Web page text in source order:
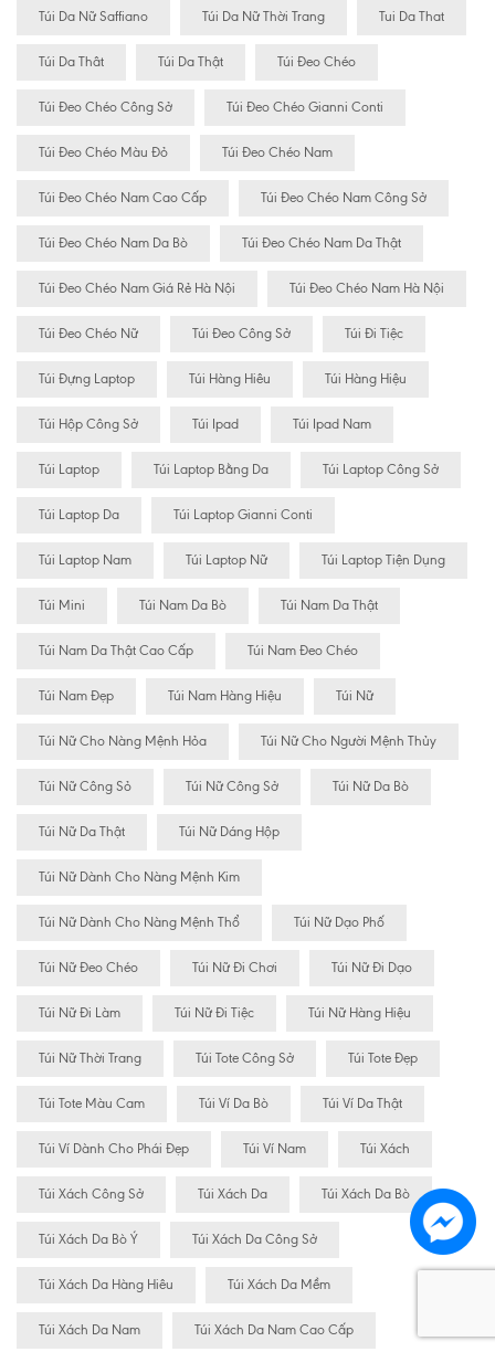
Túi Da Nữ Saffiano Túi Da Nữ Thời Trang Tui Da That
Túi Da Thât Túi Da Thật Túi Đeo Chéo
Túi Đeo Chéo Công Sở Túi Đeo Chéo Gianni Conti
Túi Đeo Chéo Màu Đỏ Túi Đeo Chéo Nam
Túi Đeo Chéo Nam Cao Cấp Túi Đeo Chéo Nam Công Sở
Túi Đeo Chéo Nam Da Bò Túi Đeo Chéo Nam Da Thật
Túi Đeo Chéo Nam Giá Rẻ Hà Nội Túi Đeo Chéo Nam Hà Nội
Túi Đeo Chéo Nữ Túi Đeo Công Sở Túi Đi Tiệc
Túi Đựng Laptop Túi Hàng Hiêu Túi Hàng Hiệu
Túi Hộp Công Sở Túi Ipad Túi Ipad Nam
Túi Laptop Túi Laptop Bằng Da Túi Laptop Công Sở
Túi Laptop Da Túi Laptop Gianni Conti
Túi Laptop Nam Túi Laptop Nữ Túi Laptop Tiện Dụng
Túi Mini Túi Nam Da Bò Túi Nam Da Thật
Túi Nam Da Thật Cao Cấp Túi Nam Đeo Chéo
Túi Nam Đẹp Túi Nam Hàng Hiệu Túi Nữ
Túi Nữ Cho Nàng Mệnh Hỏa Túi Nữ Cho Người Mệnh Thủy
Túi Nữ Công Sỏ Túi Nữ Công Sở Túi Nữ Da Bò
Túi Nữ Da Thật Túi Nữ Dáng Hộp
Túi Nữ Dành Cho Nàng Mệnh Kim
Túi Nữ Dành Cho Nàng Mệnh Thổ Túi Nữ Dạo Phố
Túi Nữ Đeo Chéo Túi Nữ Đi Chơi Túi Nữ Đi Dạo
Túi Nữ Đi Làm Túi Nữ Đi Tiệc Túi Nữ Hàng Hiệu
Túi Nữ Thời Trang Túi Tote Công Sở Túi Tote Đẹp
Túi Tote Màu Cam Túi Ví Da Bò Túi Ví Da Thật
Túi Ví Dành Cho Phái Đẹp Túi Ví Nam Túi Xách
Túi Xách Công Sở Túi Xách Da Túi Xách Da Bò
Túi Xách Da Bò Ý Túi Xách Da Công Sở
Túi Xách Da Hàng Hiêu Túi Xách Da Mềm
Túi Xách Da Nam Túi Xách Da Nam Cao Cấp